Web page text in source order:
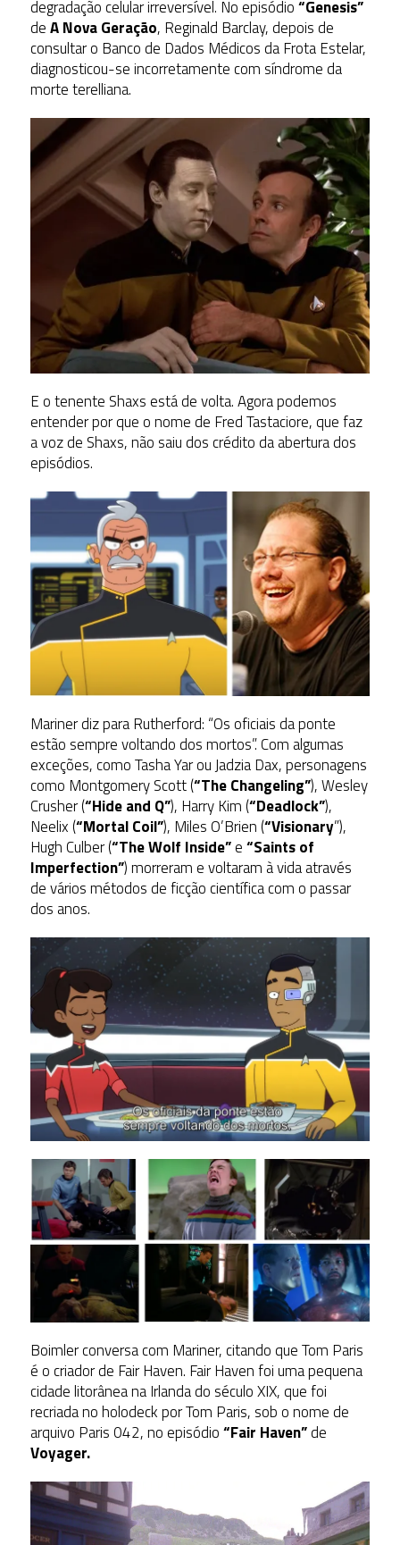
degradação celular irreversível. No episódio“Genesis”
deA Nova Geração, Reginald Barclay, depois de
consultar o Banco de Dados Médicos da Frota Estelar,
diagnosticou-se incorretamente com síndrome da
morte terelliana.
E o tenente Shaxs está de volta. Agora podemos
entender por que o nome de Fred Tastaciore, que faz
a voz de Shaxs, não saiu dos crédito da abertura dos
episódios.
Mariner diz para Rutherford: “Os oficiais da ponte
estão sempre voltando dos mortos”. Com algumas
exceções, como Tasha Yar ou Jadzia Dax, personagens
como Montgomery Scott (“The Changeling”), Wesley
Crusher (“Hide and Q”), Harry Kim (“Deadlock”),
Neelix (“Mortal Coil”), Miles O’Brien (“Visionary”),
Hugh Culber (“The Wolf Inside”e“Saints of
Imperfection”) morreram e voltaram à vida através
de vários métodos de ficção científica com o passar
dos anos.
Boimler conversa com Mariner, citando que Tom Paris
é o criador de Fair Haven. Fair Haven foi uma pequena
cidade litorânea na Irlanda do século XIX, que foi
recriada no holodeck por Tom Paris, sob o nome de
arquivo Paris 042, no episódio“Fair Haven”de
Voyager.